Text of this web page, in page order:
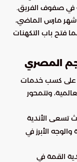
في صفوف الفريق.
شهر مارس الماضي،
فتح باب التكهنات
المصري
على كسب خدمات
وتتمحور
تسعى الأندية
الأبرز في
القمة في